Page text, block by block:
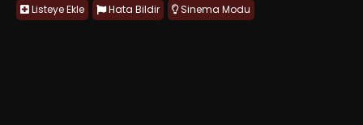
Listeye Ekle Hata Bildir Sinema Modu